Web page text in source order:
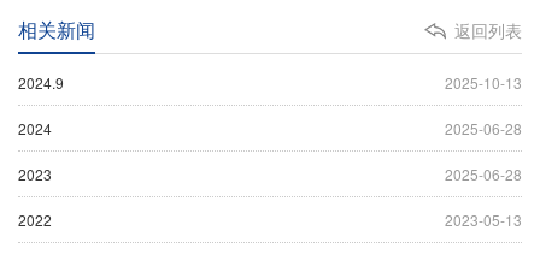
返回列表
相关新闻
2025-10-13
2024.9
2025-06-28
2024
2025-06-28
2023
2023-05-13
2022